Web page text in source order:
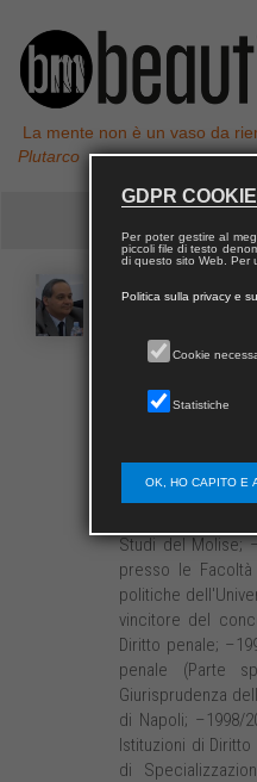
La mente non è un vaso da
Plutarco
Giuliano
Giuliano Balbi si
la Università degli
tesi in Diritto penale.
procuratore
in Diritto penale
Studi del Molise;
presso le
politiche
vincitore del
Diritto penale;
penale (Parte
Giurisprudenza
di Napoli; –1998/
Istituzioni di
di
GDPR
Per poter gestire al
piccoli file di testo
di questo sito Web. Per
Politica sulla privacy e
Cookie
Statistiche
OK, HO CAPITO E